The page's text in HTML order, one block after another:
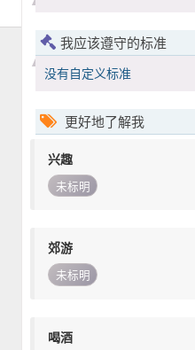
我应该遵守的标准
没有自定义标准
更好地了解我
兴趣
未标明
郊游
未标明
喝酒